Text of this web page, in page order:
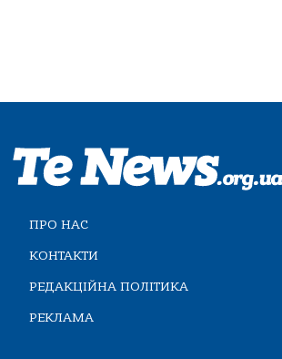
ПРО НАС
КОНТАКТИ
РЕДАКЦІЙНА ПОЛІТИКА
РЕКЛАМА